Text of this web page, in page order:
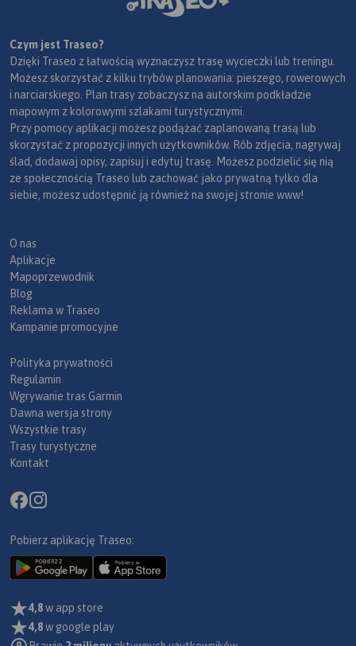
Czym jest Traseo?
Dzięki Traseo z łatwością wyznaczysz trasę wycieczki lub treningu.
Możesz skorzystać z kilku trybów planowania: pieszego, rowerowych
i narciarskiego. Plan trasy zobaczysz na autorskim podkładzie
mapowym z kolorowymi szlakami turystycznymi.
Przy pomocy aplikacji możesz podążać zaplanowaną trasą lub
skorzystać z propozycji innych użytkowników. Rób zdjęcia, nagrywaj
ślad, dodawaj opisy, zapisuj i edytuj trasę. Możesz podzielić się nią
ze społecznością Traseo lub zachować jako prywatną tylko dla
siebie, możesz udostępnić ją również na swojej stronie www!
O nas
Aplikacje
Mapoprzewodnik
Blog
Reklama w Traseo
Kampanie promocyjne
Polityka prywatności
Regulamin
Wgrywanie tras Garmin
Dawna wersja strony
Wszystkie trasy
Trasy turystyczne
Kontakt
Pobierz aplikację Traseo:
4,8w app store
4,8w google play